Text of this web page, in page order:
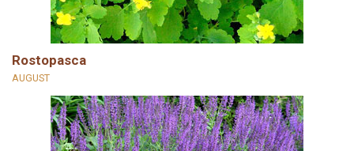
Rostopasca
AUGUST